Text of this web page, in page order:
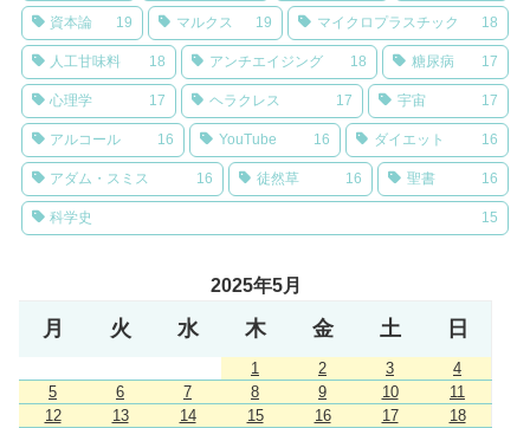
資本論 19 マルクス 19 マイクロプラスチック 18
人工甘味料 18 アンチエイジング 18 糖尿病 17
心理学 17 ヘラクレス 17 宇宙 17
アルコール 16 YouTube 16 ダイエット 16
アダム・スミス 16 徒然草 16 聖書 16
科学史 15
2025年5月
月 火 水 木 金 土 日
1 2 3
4
5
6 7 8 9 10
11
12
13 14 15 16 17
18